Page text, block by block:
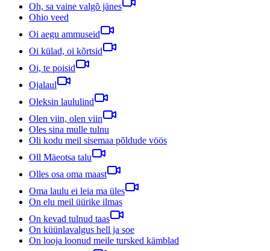
Oh, sa vaine valgõ jänes
Ohio veed
Oi aegu ammuseid
Oi külad, oi kõrtsid
Oi, te poisid
Ojalaul
Oleksin laululind
Olen viin, olen viin
Oles sina mulle tulnu
Oli kodu meil sisemaa põldude vöös
Oll Mäeotsa talu
Olles osa oma maast
Oma laulu ei leia ma üles
On elu meil üürike ilmas
On kevad tulnud taas
On küünlavalgus hell ja soe
On looja loonud meile tursked kämblad